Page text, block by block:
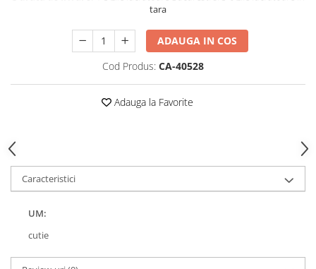
tara
ADAUGA IN COS
Cod Produs: CA-40528
Adauga la Favorite
Caracteristici
UM:
cutie